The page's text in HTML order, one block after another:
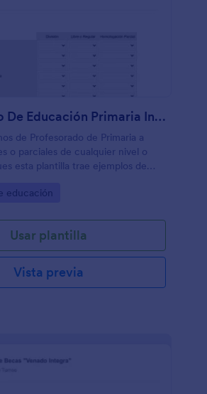
Profesorado De Educación Primaria Inscripciones A Exámenes Finales
de Profesorado de Primaria a
o parciales de cualquier nivel o
esta plantilla trae ejemplos de
muy útil para profesores
educación
Usar plantilla
Vista previa